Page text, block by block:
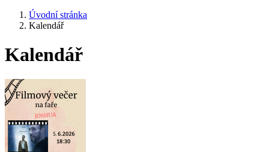
Úvodní stránka
Kalendář
Kalendář